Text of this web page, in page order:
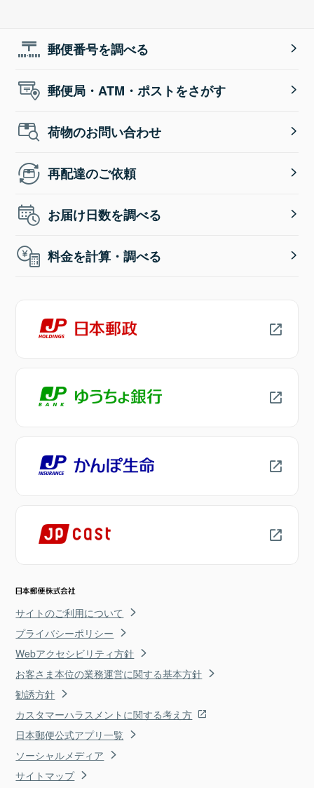
郵便番号を調べる
郵便局・ATM・ポストをさがす
荷物のお問い合わせ
再配達のご依頼
お届け日数を調べる
料金を計算・調べる
サイトのご利用について
プライバシーポリシー
Webアクセシビリティ方針
お客さま本位の業務運営に関する基本方針
勧誘方針
カスタマーハラスメントに関する考え方
日本郵便公式アプリ一覧
ソーシャルメディア
サイトマップ